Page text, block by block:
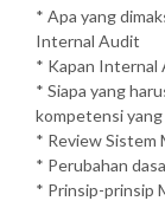
* Apa yang
Internal Audit
* Kapan Internal
* Siapa yang
kompetensi
* Review Sistem
* Perubahan
* Prinsip-prinsip